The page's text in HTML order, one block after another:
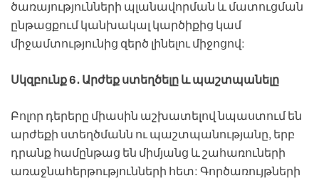
ծառայությունների պլանավորման և մատուցման
ընթացքում կանխակալ կարծիքից կամ
միջամտությունից զերծ լինելու միջոցով:
Սկզբունք 6․ Արժեք ստեղծելը և պաշտպանելը
Բոլոր դերերը միասին աշխատելով նպաստում են
արժեքի ստեղծմանն ու պաշտպանությանը, երբ
դրանք համընթաց են միմյանց և շահառուների
առաջնահերթությունների հետ: Գործառույթների